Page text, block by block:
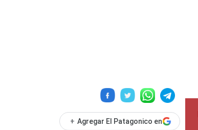
+ Agregar El Patagonico en